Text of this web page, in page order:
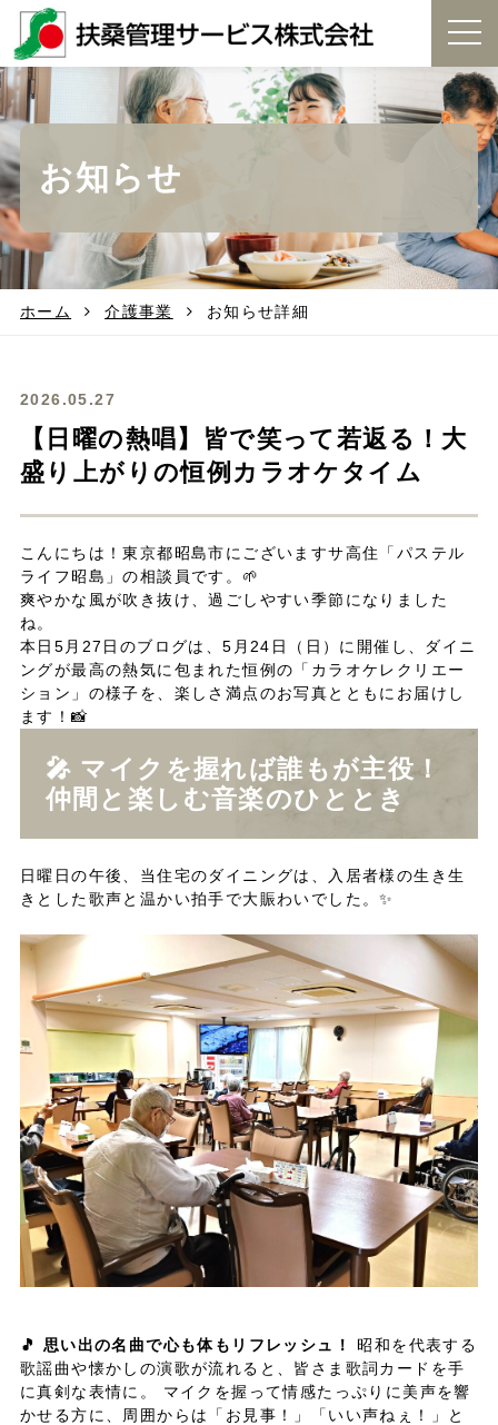
t
g
g
l
i
g
a
お知らせ
ホーム 介護事業 お知らせ詳細
2026.05.27
【日曜の熱唱】皆で笑って若返る！大
盛り上がりの恒例カラオケタイム
こんにちは！東京都昭島市にございますサ高住「パステル
ライフ昭島」の相談員です。🌱
爽やかな風が吹き抜け、過ごしやすい季節になりました
ね。
本日5月27日のブログは、5月24日（日）に開催し、ダイニ
ングが最高の熱気に包まれた恒例の「カラオケレクリエー
ション」の様子を、楽しさ満点のお写真とともにお届けし
ます！📸
🎤 マイクを握れば誰もが主役！
仲間と楽しむ音楽のひととき
日曜日の午後、当住宅のダイニングは、入居者様の生き生
きとした歌声と温かい拍手で大賑わいでした。✨
🎵 思い出の名曲で心も体もリフレッシュ！
昭和を代表する
歌謡曲や懐かしの演歌が流れると、皆さま歌詞カードを手
に真剣な表情に。 マイクを握って情感たっぷりに美声を響
かせる方に、周囲からは「お見事！」「いい声ねぇ！」と